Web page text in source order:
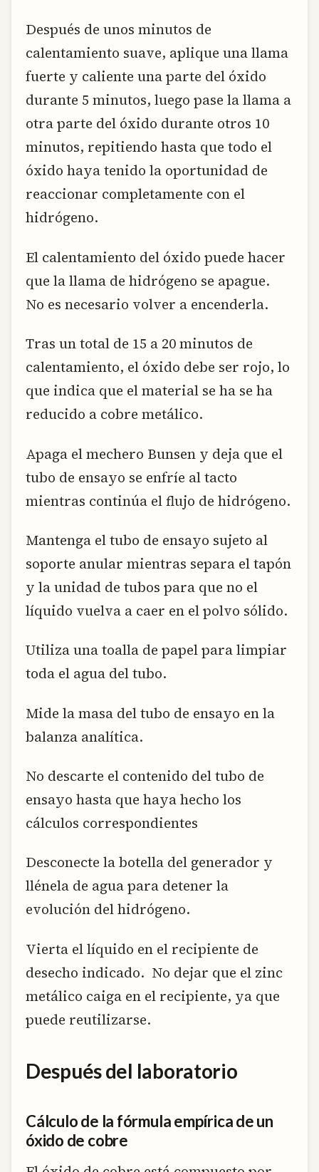
Después de unos minutos de
calentamiento suave, aplique una llama
fuerte y caliente una parte del óxido
durante 5 minutos, luego pase la llama a
otra parte del óxido durante otros 10
minutos, repitiendo hasta que todo el
óxido haya tenido la oportunidad de
reaccionar completamente con el
hidrógeno.
El calentamiento del óxido puede hacer
que la llama de hidrógeno se apague.
No es necesario volver a encenderla.
Tras un total de 15 a 20 minutos de
calentamiento, el óxido debe ser rojo, lo
que indica que el material se ha se ha
reducido a cobre metálico.
Apaga el mechero Bunsen y deja que el
tubo de ensayo se enfríe al tacto
mientras continúa el flujo de hidrógeno.
Mantenga el tubo de ensayo sujeto al
soporte anular mientras separa el tapón
y la unidad de tubos para que no el
líquido vuelva a caer en el polvo sólido.
Utiliza una toalla de papel para limpiar
toda el agua del tubo.
Mide la masa del tubo de ensayo en la
balanza analítica.
No descarte el contenido del tubo de
ensayo hasta que haya hecho los
cálculos correspondientes
Desconecte la botella del generador y
llénela de agua para detener la
evolución del hidrógeno.
Vierta el líquido en el recipiente de
desecho indicado. No dejar que el zinc
metálico caiga en el recipiente, ya que
puede reutilizarse.
Después del laboratorio
Cálculo de la fórmula empírica de un
óxido de cobre